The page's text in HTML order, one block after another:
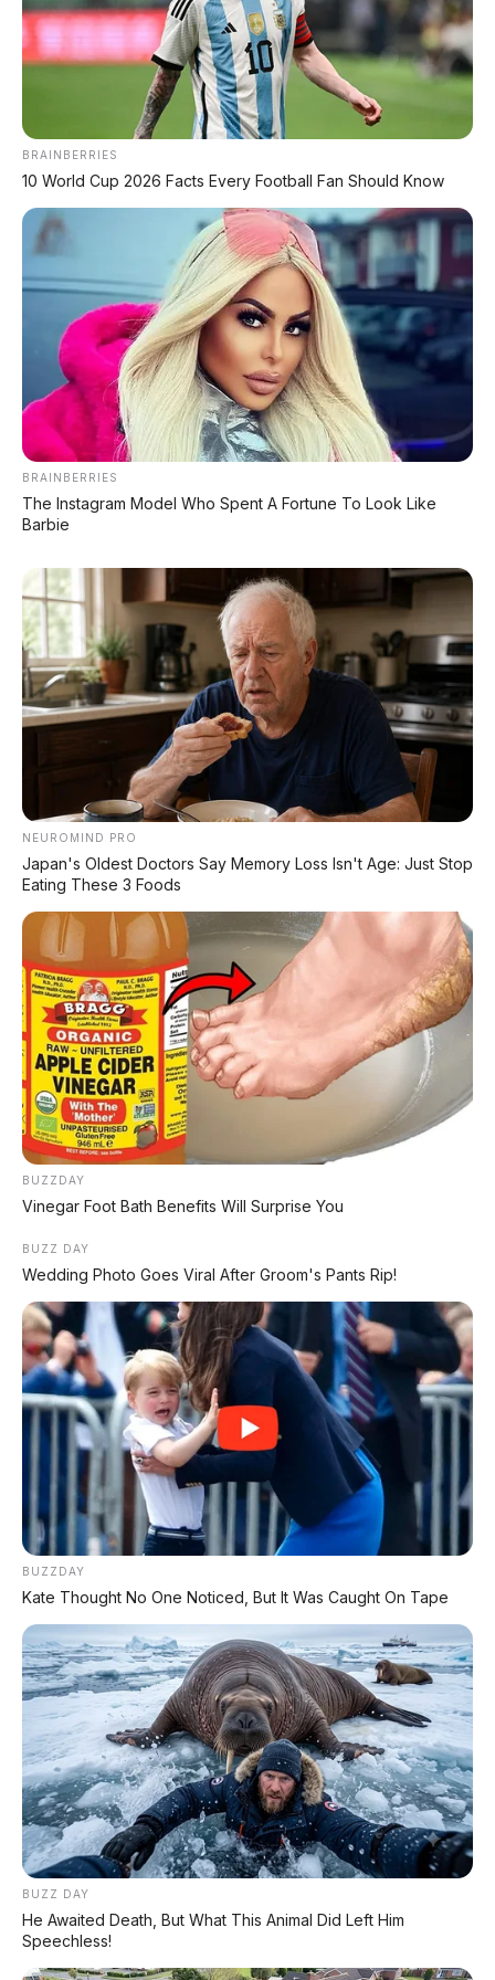
Chat Kami Sekarang
PALING BANYAKDIBACA
Leapmotor B01: Sedan Listrik Kompak 800V
dengan Range 670 Km
Huawei AITO M9: SUV Premium 903 HP dengan
Teknologi Huawei Full-Stack
Xpeng GX: SUV Full-Size Premium dengan AI
Turing & Range 1.585 Km
BYD Leopard 8: SUV Off-Road PHEV 748 HP
Siap Tantang Land Cruiser!
MG 4X: SUV Listrik Kompak dengan Baterai
Semi-Solid-State & Range 610 Km
BRAINBERRIES
10 World Cup 2026 Facts Every Football Fan Should Know
BRAINBERRIES
The Instagram Model Who Spent A Fortune To Look Like
Barbie
NEUROMIND PRO
Japan's Oldest Doctors Say Memory Loss Isn't Age: Just Stop
Eating These 3 Foods
BUZZDAY
Vinegar Foot Bath Benefits Will Surprise You
BUZZ DAY
Wedding Photo Goes Viral After Groom's Pants Rip!
BUZZDAY
Kate Thought No One Noticed, But It Was Caught On Tape
BUZZ DAY
He Awaited Death, But What This Animal Did Left Him
Speechless!